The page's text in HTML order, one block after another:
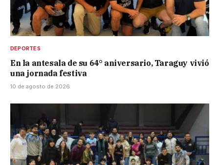
DEPORTES
En la antesala de su 64° aniversario, Taraguy vivió
una jornada festiva
10 de agosto de 2026